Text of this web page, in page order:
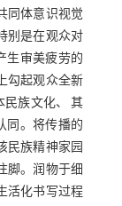
同体意识视觉
别是在观众对
生审美疲劳的
勾起观众全新
民族文化、 其
同。将传播的
民族精神家园
脚。润物于细
活化书写过程